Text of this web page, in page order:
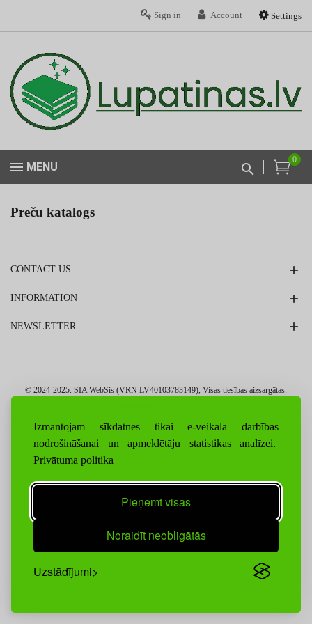
Izmantojam sīkdatnes tikai e-veikala darbības
nodrošināšanai un apmeklētāju statistikas analīzei.
Privātuma politika
Pieņemt visas
Noraidīt neobligātās
Uzstādījumi
Settings
Account
Sign in
0
MENU
Preču katalogs
CONTACT US
INFORMATION
NEWSLETTER
© 2024-2025. SIA WebSis (VRN LV40103783149), Visas tiesības aizsargātas.